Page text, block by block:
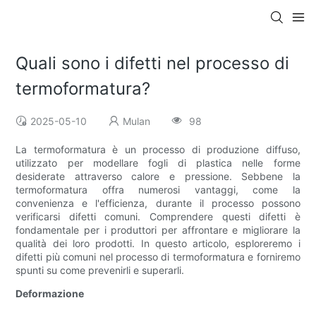
Quali sono i difetti nel processo di
termoformatura?
2025-05-10 Mulan 98
La termoformatura è un processo di produzione diffuso,
utilizzato per modellare fogli di plastica nelle forme
desiderate attraverso calore e pressione. Sebbene la
termoformatura offra numerosi vantaggi, come la
convenienza e l'efficienza, durante il processo possono
verificarsi difetti comuni. Comprendere questi difetti è
fondamentale per i produttori per affrontare e migliorare la
qualità dei loro prodotti. In questo articolo, esploreremo i
difetti più comuni nel processo di termoformatura e forniremo
spunti su come prevenirli e superarli.
Deformazione